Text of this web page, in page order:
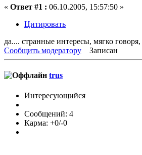
« Ответ #1 : 06.10.2005, 15:57:50 »
Цитировать
да.... странные интересы, мягко
Сообщить модератору
Записан
trus
Интересующийся
Сообщений: 4
Карма: +0/-0